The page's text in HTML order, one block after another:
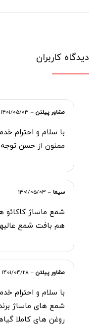
دیدگاه کاربران
مشاور پیلتن –
1401/05/03
با سلام و احترام
ممنون از حسن
سیما –
1401/05/03
شمع ماساژ کاکائو
هم بافت شمع
مشاور پیلتن –
1401/04/28
با سلام و احترام
شمع های ماساژ
روغن های کاملا